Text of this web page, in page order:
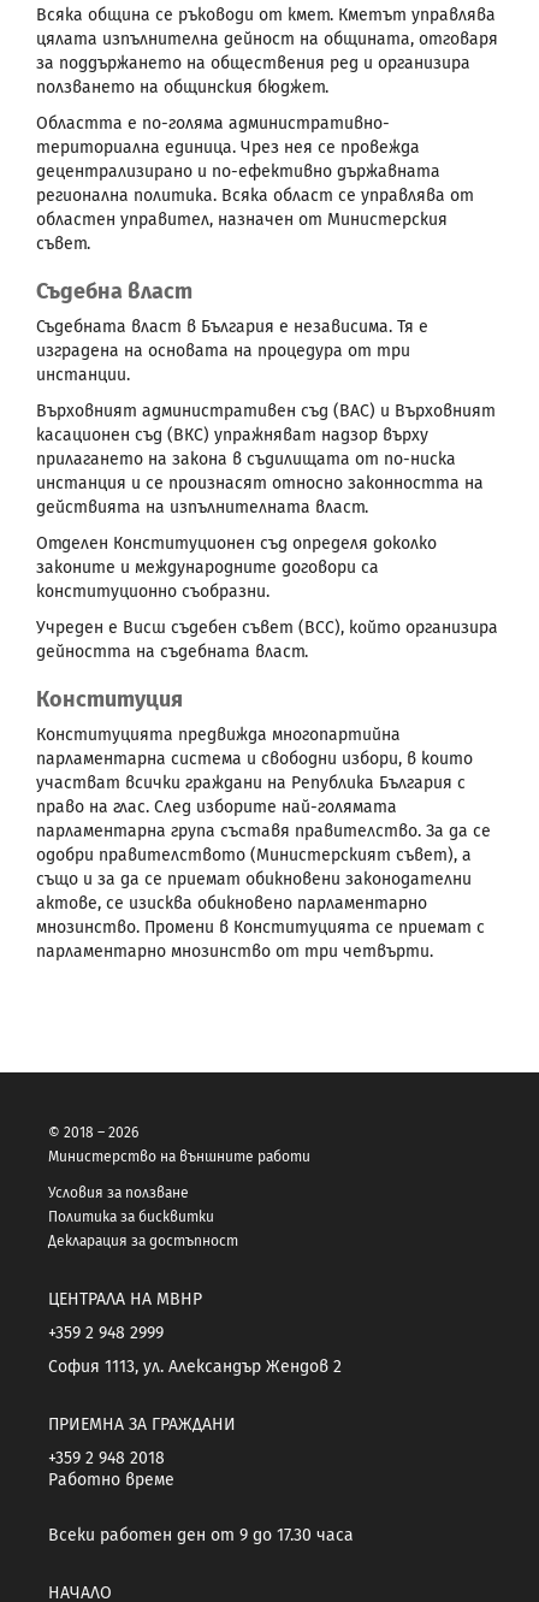
Всяка община се ръководи от кмет. Кметът управлява
цялата изпълнителна дейност на общината, отговаря
за поддържането на обществения ред и организира
ползването на общинския бюджет.
Областта е по-голяма административно-
териториална единица. Чрез нея се провежда
децентрализирано и по-ефективно държавната
регионална политика. Всяка област се управлява от
областен управител, назначен от Министерския
съвет.
Съдебна власт
Съдебната власт в България е независима. Тя е
изградена на основата на процедура от три
инстанции.
Върховният административен съд (ВАС) и Върховният
касационен съд (ВКС) упражняват надзор върху
прилагането на закона в съдилищата от по-ниска
инстанция и се произнасят относно законността на
действията на изпълнителната власт.
Отделен Конституционен съд определя доколко
законите и международните договори са
конституционно съобразни.
Учреден е Висш съдебен съвет (ВСС), който организира
дейността на съдебната власт.
Конституция
Конституцията предвижда многопартийна
парламентарна система и свободни избори, в които
участват всички граждани на Република България с
право на глас. След изборите най-голямата
парламентарна група съставя правителство. За да се
одобри правителството (Министерският съвет), а
също и за да се приемат обикновени законодателни
актове, се изисква обикновено парламентарно
мнозинство. Промени в Конституцията се приемат с
парламентарно мнозинство от три четвърти.
© 2018 – 2026
Министерство на външните работи
Условия за ползване
Политика за бисквитки
Декларация за достъпност
ЦЕНТРАЛА НА МВНР
+359 2 948 2999
София 1113, ул. Александър Жендов 2
ПРИЕМНА ЗА ГРАЖДАНИ
+359 2 948 2018
Работно време
Всеки работен ден от 9 до 17.30 часа
НАЧАЛО